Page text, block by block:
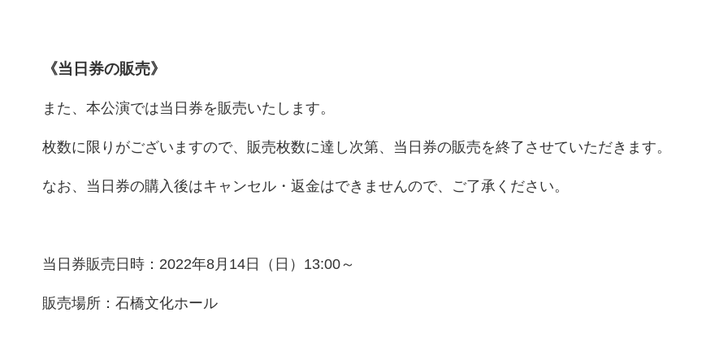
《当日券の販売》
また、本公演では当日券を販売いたします。
枚数に限りがございますので、販売枚数に達し次第、当日券の販売を終了させていただきます。
なお、当日券の購入後はキャンセル・返金はできませんので、ご了承ください。
当日券販売日時：2022年8月14日（日）13:00～
販売場所：石橋文化ホール